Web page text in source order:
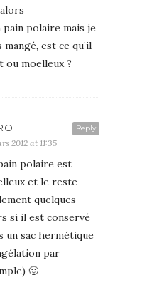
pain polaire mais je
mangé, est ce qu’il
ou moelleux ?
Reply
2012 at 11:35
polaire est
et le reste
quelques
si il est conservé
un sac hermétique
par
🙂